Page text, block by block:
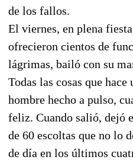
de los fallos.
El viernes, en plena
ofrecieron cientos de
lágrimas, bailó con su
Todas las cosas que
hombre hecho a pulso,
feliz. Cuando salió, dejó
de 60 escoltas que no lo
de día en los últimos